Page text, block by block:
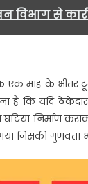
विभाग से
माह के भीतर
है कि यदि
निर्माण
जिसकी गुणवत्ता